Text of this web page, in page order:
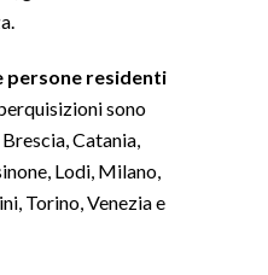
persone residenti
sono
Catania,
Lodi, Milano,
Torino, Venezia e